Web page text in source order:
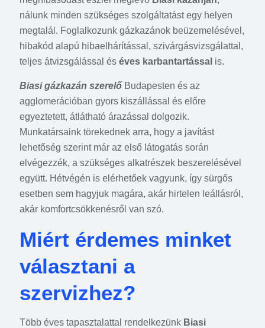
nálunk minden szükséges szolgáltatást egy helyen
megtalál. Foglalkozunk gázkazánok beüzemelésével,
hibakód alapú hibaelhárítással, szivárgásvizsgálattal,
teljes átvizsgálással és éves karbantartással is.
Biasi gázkazán szerelő Budapesten és az
agglomerációban gyors kiszállással és előre
egyeztetett, átlátható árazással dolgozik.
Munkatársaink törekednek arra, hogy a javítást
lehetőség szerint már az első látogatás során
elvégezzék, a szükséges alkatrészek beszerelésével
együtt. Hétvégén is elérhetőek vagyunk, így sürgős
esetben sem hagyjuk magára, akár hirtelen leállásról,
akár komfortcsökkenésről van szó.
Miért érdemes minket
választani a
szervizhez?
Több éves tapasztalattal rendelkezünk Biasi